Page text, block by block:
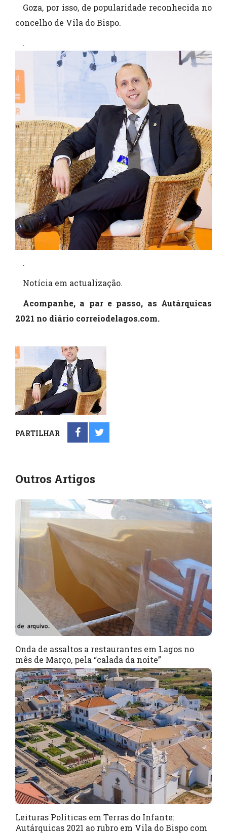
Goza, por isso, de popularidade reconhecida no
concelho de Vila do Bispo.
.
.
Notícia em actualização.
Acompanhe, a par e passo, as Autárquicas
2021 no diário correiodelagos.com.
PARTILHAR
Outros Artigos
Onda de assaltos a restaurantes em Lagos no
mês de Março, pela “calada da noite”
Leituras Políticas em Terras do Infante:
Autárquicas 2021 ao rubro em Vila do Bispo com